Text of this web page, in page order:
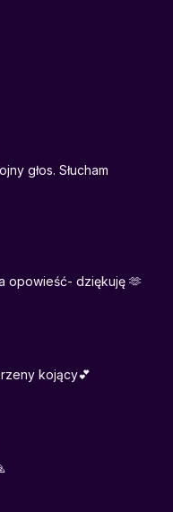
głos. Słucham
opowieść- dziękuję 🫶
kojący💕